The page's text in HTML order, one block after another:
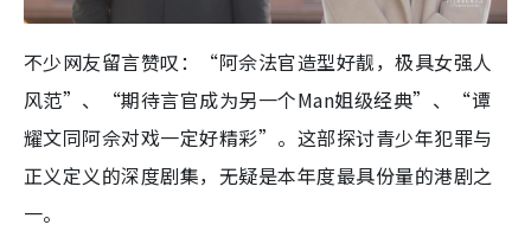
不少网友留言赞叹：“阿佘法官造型好靓，极具女强人
风范”、“期待言官成为另一个Man姐级经典”、“谭
耀文同阿佘对戏一定好精彩”。这部探讨青少年犯罪与
正义定义的深度剧集，无疑是本年度最具份量的港剧之
一。